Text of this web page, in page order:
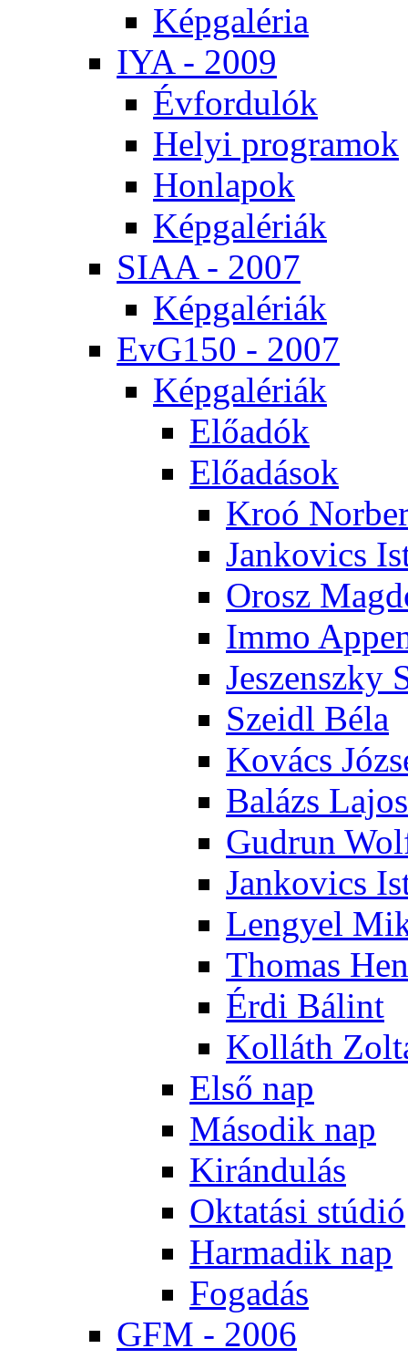
Kép­ga­lé­ria
IYA - 2009
Év­for­du­lók
He­lyi prog­ra­mok
Hon­la­pok
Kép­ga­lé­ri­ák
SI­AA - 2007
Kép­ga­lé­ri­ák
EvG150 - 2007
Kép­ga­lé­ri­ák
Elő­adók
Elő­adá­sok
Kroó
Jan­ko­vics
Orosz
Im­mo
Je­szensz­ky
Szeidl Bé­la
Ko­vács
Ba­lázs La­jos
Gud­run
Jan­ko­vics
Len­gyel
Tho­mas
Ér­di Bá­lint
Kol­láth
El­ső nap
Má­so­dik nap
Ki­rán­du­lás
Ok­ta­tá­si stú­dió
Har­ma­dik nap
Fo­ga­dás
GFM - 2006